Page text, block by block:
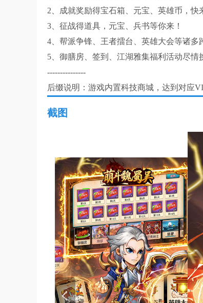
2、成就奖励得宝石箱、元宝、英雄币，快
3、征战得道具，元宝、兵书等你来！
4、帮派争锋、王者擂台、英雄大会等诸多
5、御膳房、签到、江湖雅集福利活动尽情
---------------
后缀说明：游戏内置科技商城，达到对应
截图